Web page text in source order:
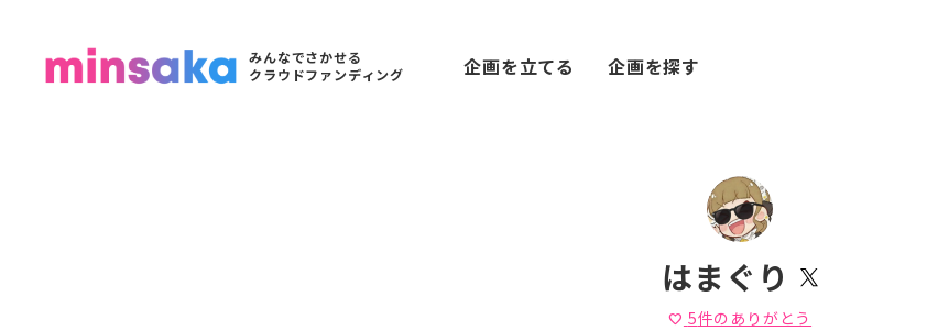
みんなでさかせる
クラウドファンディング
企画を立てる 企画を探す
はまぐり
favorite 5件のありがとう